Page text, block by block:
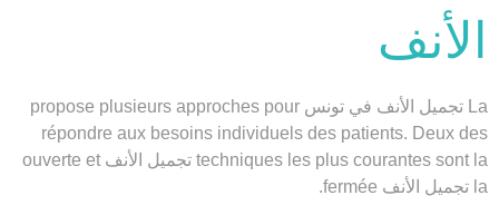
الأنف
La تجميل الأنف في تونس propose plusieurs approches pour
répondre aux besoins individuels des patients. Deux des
techniques les plus courantes sont la تجميل الأنف ouverte et
la تجميل الأنف fermée.